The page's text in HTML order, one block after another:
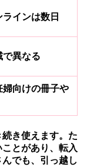
インは数日
で異なる
婦向けの冊子や
き使えます。た
とがあり、転入
でも、引っ越し